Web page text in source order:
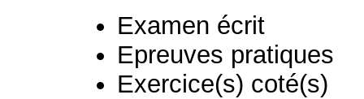
Examen écrit
Epreuves pratiques
Exercice(s) coté(s)